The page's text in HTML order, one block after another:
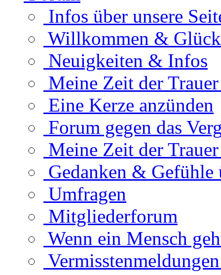
Infos über unsere
Willkommen &
Neuigkeiten & Infos
Meine Zeit der
Eine Kerze anzünden
Forum gegen das
Meine Zeit der
Gedanken & Gefühle
Umfragen
Mitgliederforum
Wenn ein Mensch